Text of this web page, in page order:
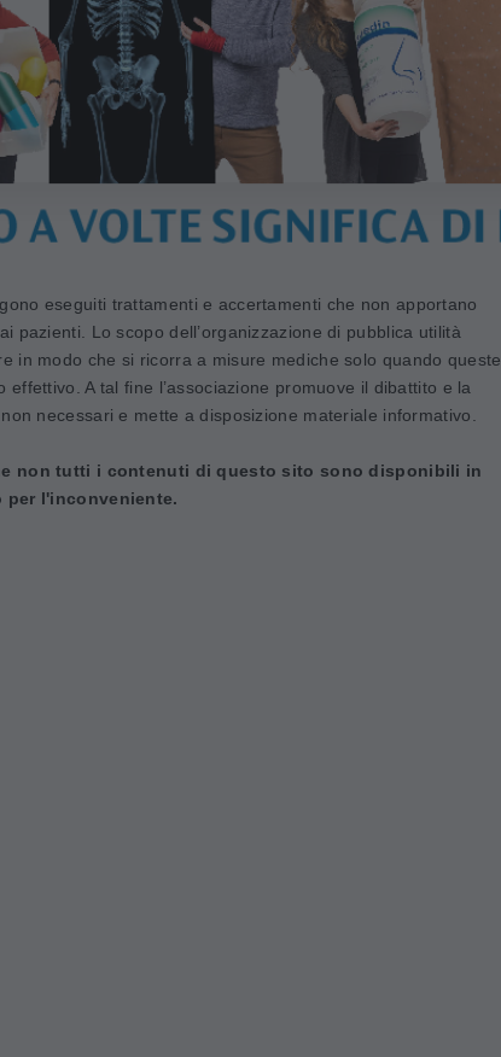
eseguiti trattamenti e accertamenti che non apportano
pazienti. Lo scopo dell’organizzazione di pubblica utilità
in modo che si ricorra a misure mediche solo quando queste
effettivo. A tal fine l’associazione promuove il dibattito e la
necessari e mette a disposizione materiale informativo.
non tutti i contenuti di questo sito sono disponibili in
per l'inconveniente.